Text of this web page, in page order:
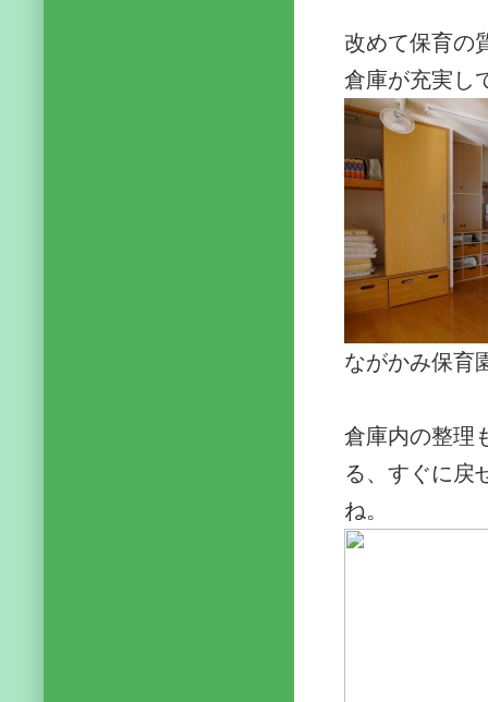
改めて保育の
倉庫が充実し
ながかみ保育
倉庫内の整理
る、すぐに戻
ね。